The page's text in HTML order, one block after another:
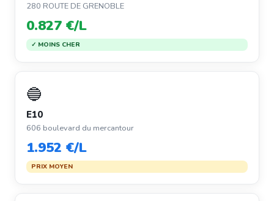
280 ROUTE DE GRENOBLE
0.827 €/L
✓ MOINS CHER
🔵
E10
606 boulevard du mercantour
1.952 €/L
PRIX MOYEN